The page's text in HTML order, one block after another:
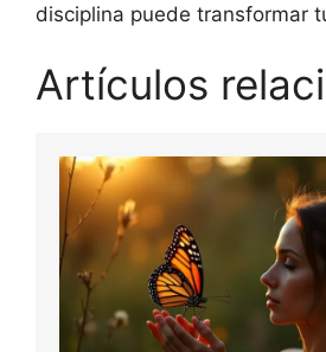
disciplina puede transformar
Artículos